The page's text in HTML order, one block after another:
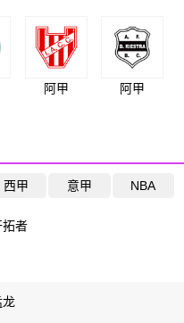
阿甲 阿甲
西甲 意甲 NBA
者
龙